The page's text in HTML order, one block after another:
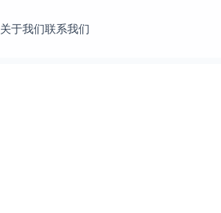
关于我们联系我们